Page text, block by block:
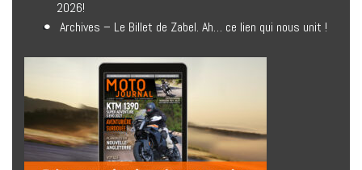
2026!
Archives – Le Billet de Zabel. Ah… ce lien qui nous unit !